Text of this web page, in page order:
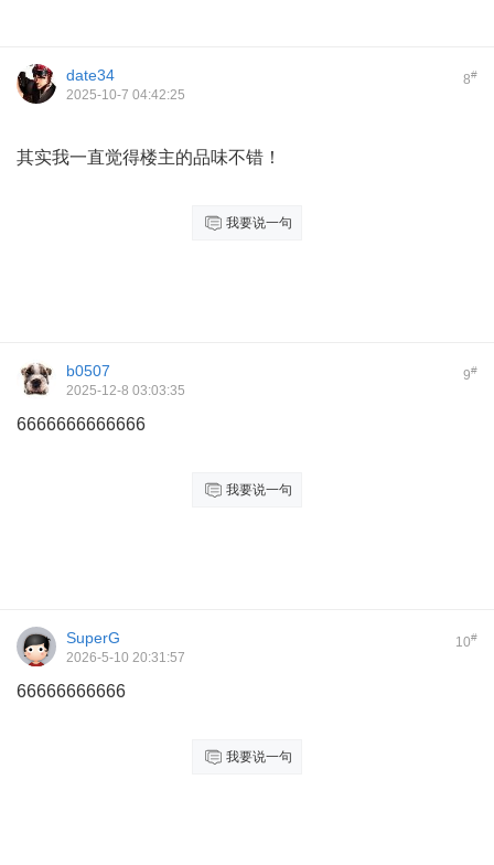
8#
date34
2025-10-7 04:42:25
其实我一直觉得楼主的品味不错！
我要说一句
9#
b0507
2025-12-8 03:03:35
6666666666666
我要说一句
10#
SuperG
2026-5-10 20:31:57
66666666666
我要说一句